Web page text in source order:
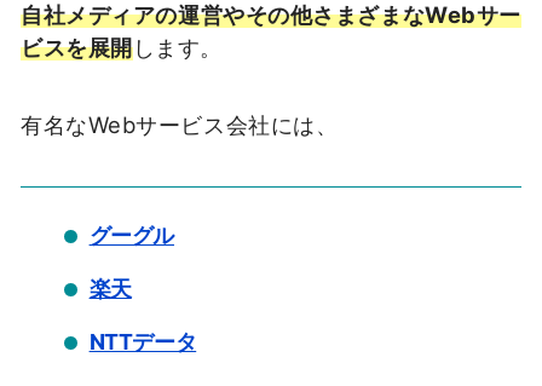
自社メディアの運営やその他さまざまなWebサー
ビスを展開します。
有名なWebサービス会社には、
グーグル
楽天
NTTデータ